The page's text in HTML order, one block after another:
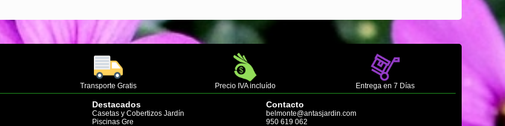
Transporte Gratis Precio IVA incluído Entrega en 7 Días
Destacados
Casetas y Cobertizos Jardín
Piscinas Gre
Contacto
belmonte@antasjardin.com
950 619 062